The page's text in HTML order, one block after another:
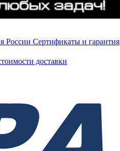
России Сертификаты и гарантия
доставки